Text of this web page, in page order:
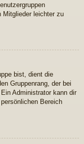
Mitglieder leichter zu
bist, dient die
Gruppenrang, der bei
Administrator kann dir
Bereich